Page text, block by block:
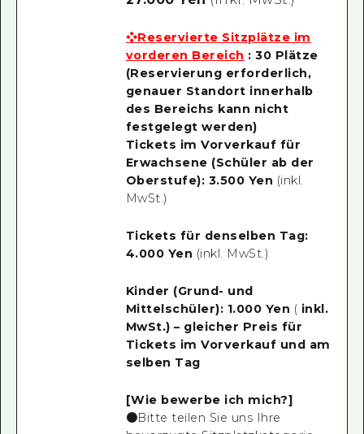
❖Reservierte Sitzplätze im
vorderen Bereich : 30 Plätze
(Reservierung erforderlich,
genauer Standort innerhalb
des Bereichs kann nicht
festgelegt werden)
Tickets im Vorverkauf für
Erwachsene (Schüler ab der
Oberstufe): 3.500 Yen (inkl.
MwSt.)
Tickets für denselben Tag:
4.000 Yen (inkl. MwSt.)
Kinder (Grund- und
Mittelschüler): 1.000 Yen ( inkl.
MwSt.) – gleicher Preis für
Tickets im Vorverkauf und am
selben Tag
[Wie bewerbe ich mich?]
●Bitte teilen Sie uns Ihre